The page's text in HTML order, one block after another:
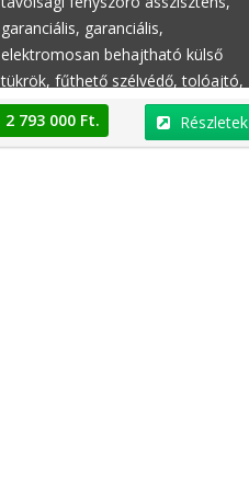
garanciális, garanciális,
elektromosan behajtható külső
tükrök, fűthető szélvédő, tolóajtó,
EDS (elektronikus differenciálzár),
taxi, jobbkormányos,
2 793 000 Ft. Részletek